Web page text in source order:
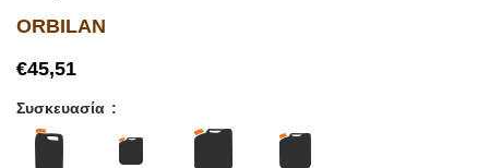
ORBILAN
€
Συσκευασία